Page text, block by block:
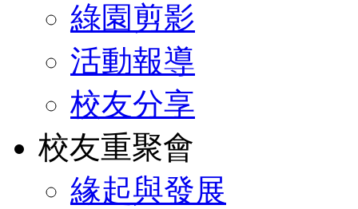
綠園剪影
活動報導
校友分享
校友重聚會
緣起與發展